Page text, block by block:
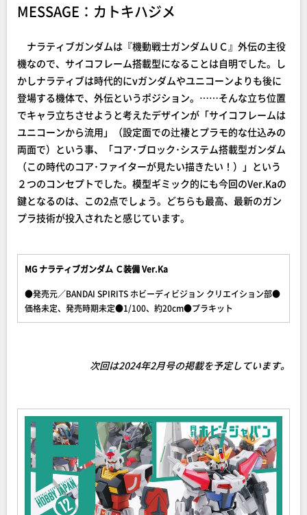
MESSAGE：カトキハジメ
ナラティブガンダムは『機動戦士ガンダムＵＣ』外伝の主役
機なので、サイコフレーム搭載型になることは自明でした。し
かしナラティブは時代的にνガンダムやユニコーンよりも後に
登場する機体で、外伝というポジション。……そんな立ち位置
でキャラ立ちさせようと考えたデザインが「サイコフレームは
ユニコーンから流用」（設定面での辻褄とプラモ的な仕込みの
両面で）という事、「コア･ブロック･システム搭載型ガンダム
（この時代のコア･ファイターが見たい描きたい！）」という
２つのコンセプトでした。模型ギミック的にも今回のVer.Kaの
鍵となるのは、この2点でしょう。どちらも最高、最新のガン
プラ技術が投入されたと感じています。
MG ナラティブガンダム Ｃ装備 Ver.Ka
●発売元／BANDAI SPIRITS ホビーディビジョン クリエイション部●
価格未定、発売時期未定●1/100、約20cm●プラキット
次回は2024年2月号の掲載を予定しています。